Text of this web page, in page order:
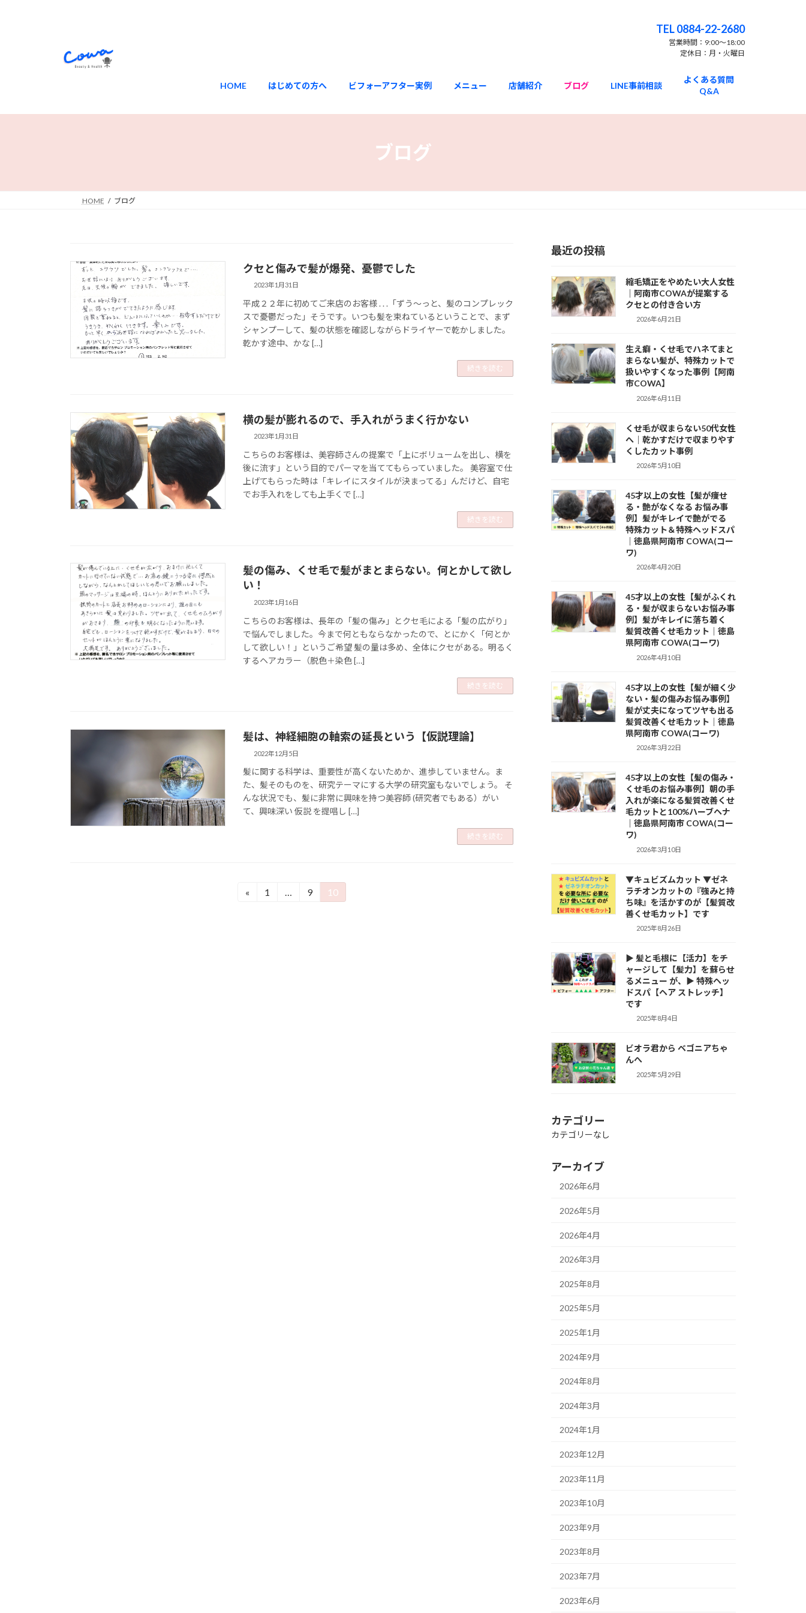
HOME はじめての方へ ビフォーアフター実例 メニュー 店舗紹介 ブログ LINE事前相談
よくある質問
Q&A
TEL 0884-22-2680
営業時間：9:00〜18:00
定休日：月・火曜日
ブログ
HOME ブログ
クセと傷みで髪が爆発、憂鬱でした
2023年1月31日
平成２２年に初めてご来店のお客様 . . .「ずう〜っと、髪のコンプレック
スで憂鬱だった」そうです。いつも髪を束ねているということで、まず
シャンプーして、髪の状態を確認しながらドライヤーで乾かしました。
乾かす途中、かな […]
続きを読む
横の髪が膨れるので、手入れがうまく行かない
2023年1月31日
こちらのお客様は、美容師さんの提案で「上にボリュームを出し、横を
後に流す」という目的でパーマを当ててもらっていました。 美容室で仕
上げてもらった時は「キレイにスタイルが決まってる」んだけど、自宅
でお手入れをしても上手くで […]
続きを読む
髪の傷み、くせ毛で髪がまとまらない。何とかして欲し
い！
2023年1月16日
こちらのお客様は、長年の「髪の傷み」とクセ毛による「髪の広がり」
で悩んでしました。今まで何ともならなかったので、とにかく「何とか
して欲しい！」というご希望 髪の量は多め、全体にクセがある。明るく
するヘアカラー（脱色＋染色 […]
続きを読む
髪は、神経細胞の軸索の延長という【仮説理論】
2022年12月5日
髪に関する科学は、重要性が高くないためか、進歩していません。ま
た、髪そのものを、研究テーマにする大学の研究室もないでしょう。 そ
んな状況でも、髪に非常に興味を持つ美容師 (研究者でもある）がい
て、興味深い 仮説 を提唱し […]
続きを読む
«
固
1 …
固
9
固
10
最近の投稿
縮毛矯正をやめたい大人女性
｜阿南市COWAが提案する
クセとの付き合い方
2026年6月21日
生え癖・くせ毛でハネてまと
まらない髪が、特殊カットで
扱いやすくなった事例【阿南
市COWA】
2026年6月11日
くせ毛が収まらない50代女性
へ｜乾かすだけで収まりやす
くしたカット事例
2026年5月10日
45才以上の女性【髪が痩せ
る・艶がなくなる お悩み事
例】髪がキレイで艶がでる
特殊カット＆特殊ヘッドスパ
｜徳島県阿南市 COWA(コー
ワ)
2026年4月20日
45才以上の女性【髪がふくれ
る・髪が収まらないお悩み事
例】髪がキレイに落ち着く
髪質改善くせ毛カット｜徳島
県阿南市 COWA(コーワ)
2026年4月10日
45才以上の女性【髪が細く少
ない・髪の傷みお悩み事例】
髪が丈夫になってツヤも出る
髪質改善くせ毛カット｜徳島
県阿南市 COWA(コーワ)
2026年3月22日
45才以上の女性【髪の傷み・
くせ毛のお悩み事例】朝の手
入れが楽になる髪質改善くせ
毛カットと100%ハーブヘナ
｜徳島県阿南市 COWA(コー
ワ)
2026年3月10日
▼キュビズムカット ▼ゼネ
ラチオンカットの『強みと持
ち味』を活かすのが【髪質改
善くせ毛カット】です
2025年8月26日
▶ 髪と毛根に【活力】をチ
ャージして【髪力】を蘇らせ
るメニュー が、▶ 特殊ヘッ
ドスパ【ヘア ストレッチ】
です
2025年8月4日
ビオラ君から ベゴニアちゃ
んへ
2025年5月29日
カテゴリー
カテゴリーなし
アーカイブ
2026年6月
2026年5月
2026年4月
2026年3月
2025年8月
2025年5月
2025年1月
2024年9月
2024年8月
2024年3月
2024年1月
2023年12月
2023年11月
2023年10月
2023年9月
2023年8月
2023年7月
2023年6月